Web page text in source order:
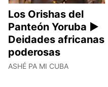
Los Orishas del
Panteón Yoruba ►
Deidades africanas
poderosas
ASHÉ PA MI CUBA